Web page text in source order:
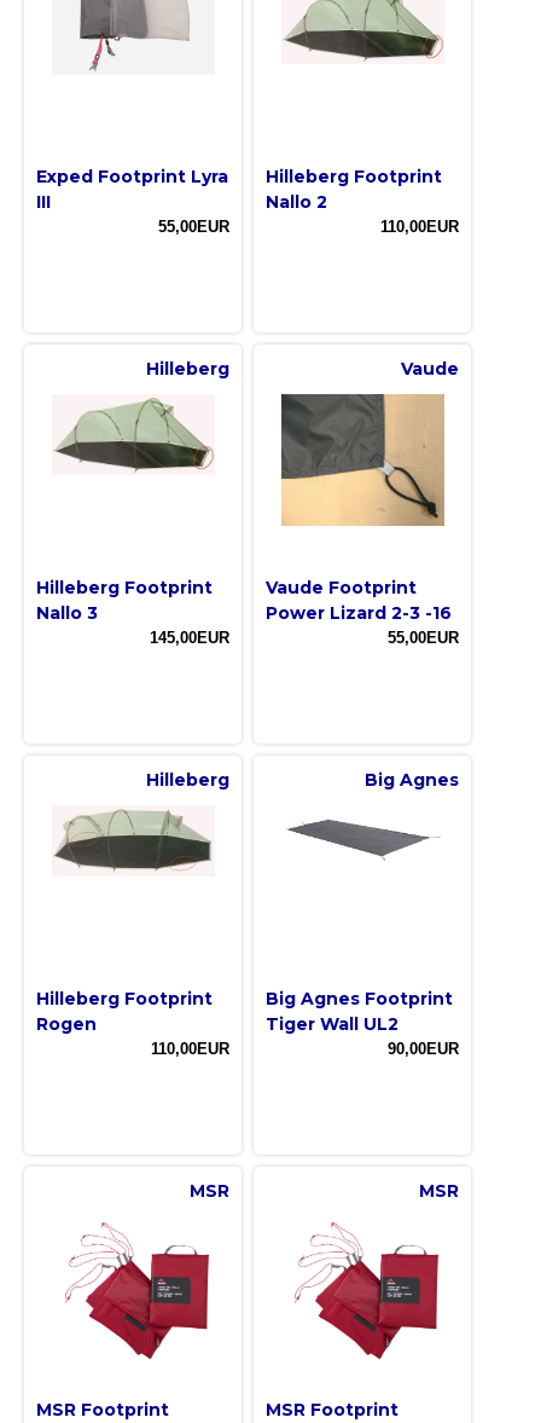
Exped Footprint Lyra
III
55,00EUR
Hilleberg Footprint
Nallo 2
110,00EUR
Hilleberg
Hilleberg Footprint
Nallo 3
145,00EUR
Vaude
Vaude Footprint
Power Lizard 2-3 -16
55,00EUR
Hilleberg
Hilleberg Footprint
Rogen
110,00EUR
Big Agnes
Big Agnes Footprint
Tiger Wall UL2
90,00EUR
MSR
MSR Footprint
MSR
MSR Footprint